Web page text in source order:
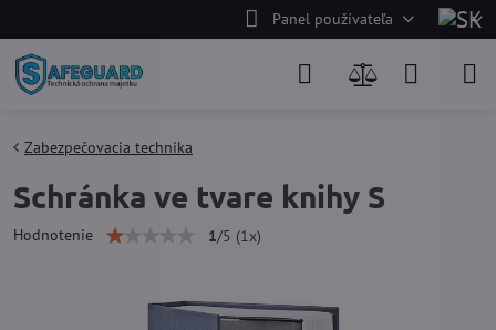
Panel používateľa
Zabezpečovacia technika
Schránka ve tvare knihy S
Hodnotenie 1/5 (1 x)